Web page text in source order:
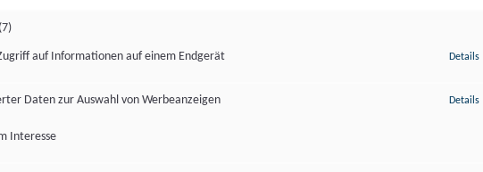
(7)
auf Informationen auf einem Endgerät
Details
Daten zur Auswahl von Werbeanzeigen
Interesse
Details